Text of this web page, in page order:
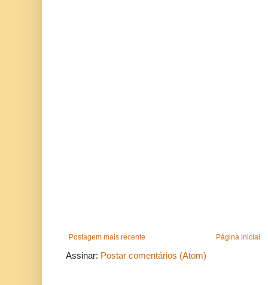
Postagem mais recente Página inicial
Assinar: Postar comentários (Atom)